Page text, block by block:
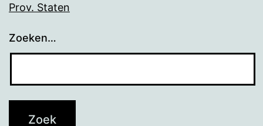
Prov. Staten
Zoeken…